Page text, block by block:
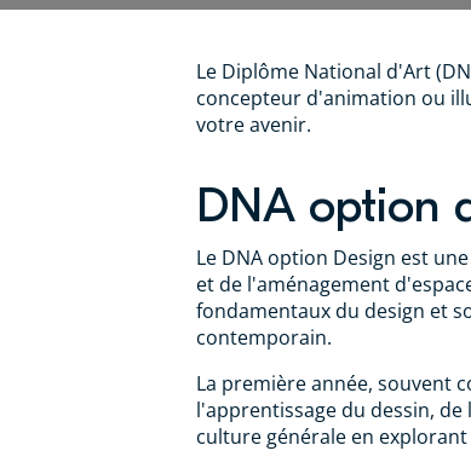
Le Diplôme National d'Art
concepteur d'animation ou
votre avenir.
DNA option
Le DNA option Design est
et de l'aménagement
fondamentaux du design et
contemporain.
La première année, souvent
l'apprentissage du dessin,
culture générale en